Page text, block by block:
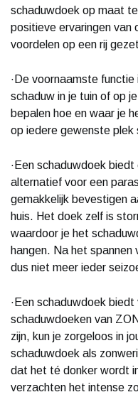
schaduwdoek op maat
positieve ervaringen van
voordelen op een rij
·De voornaamste
schaduw in je tuin of op
bepalen hoe en waar je
op iedere gewenste plek
·Een schaduwdoek
alternatief voor een
gemakkelijk bevestigen
huis. Het doek zelf is
waardoor je het
hangen. Na het
dus niet meer ieder
·Een schaduwdoek
schaduwdoeken van
zijn, kun je zorgeloos in
schaduwdoek als
dat het té donker wordt
verzachten het intense